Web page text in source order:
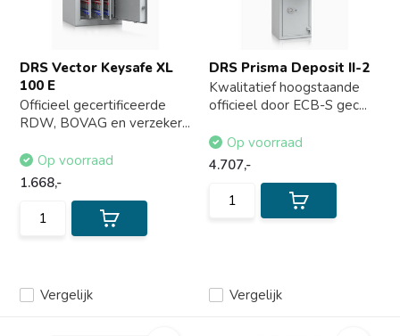
DRS Vector Keysafe XL
100 E
Officieel gecertificeerde
RDW, BOVAG en verzeker...
Vergelijk
Op voorraad
1.668,-
DRS Prisma Deposit II-2
Kwalitatief hoogstaande
officieel door ECB-S gec...
Vergelijk
Op voorraad
4.707,-